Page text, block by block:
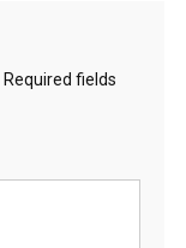
Required fields